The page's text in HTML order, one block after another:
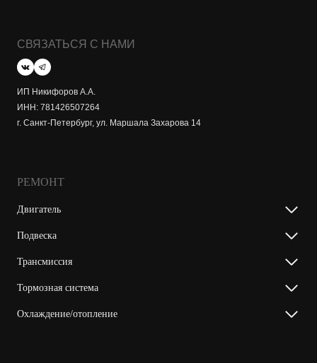
СВЯЗАТЬСЯ С НАМИ
ИП Никифоров А.А.
ИНН: 781426507264
г. Санкт-Петербург, ул. Маршала Захарова 14
РЕМОНТ
Двигатель
Подвеска
Трансмиссия
Тормозная система
Охлаждение/отопление